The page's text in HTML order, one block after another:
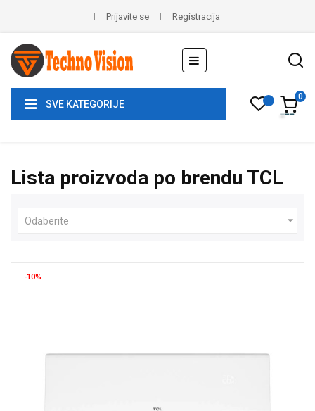
Prijavite se Registracija
Toggle
navigation
☰
SVE KATEGORIJE
0
Lista proizvoda po brendu TCL
Odaberite 
-10%